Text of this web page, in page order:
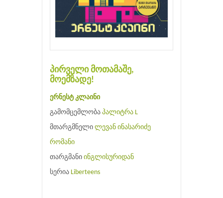
პირველი მოთამაშე,
მოემზადე!
ერნესტ კლაინი
გამომცემლობა პალიტრა L
მთარგმნელი ლევან ინასარიძე
რომანი
თარგმანი ინგლისურიდან
სერია Liberteens